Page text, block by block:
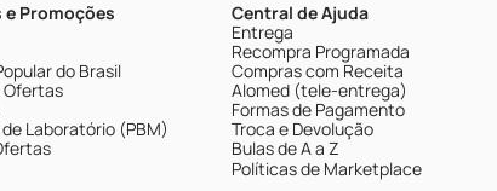
e Promoções
do Brasil
Ofertas
Laboratório (PBM)
Central de Ajuda
Entrega
Recompra Programada
Compras com Receita
Alomed (tele-entrega)
Formas de Pagamento
Troca e Devolução
Bulas de A a Z
Políticas de Marketplace